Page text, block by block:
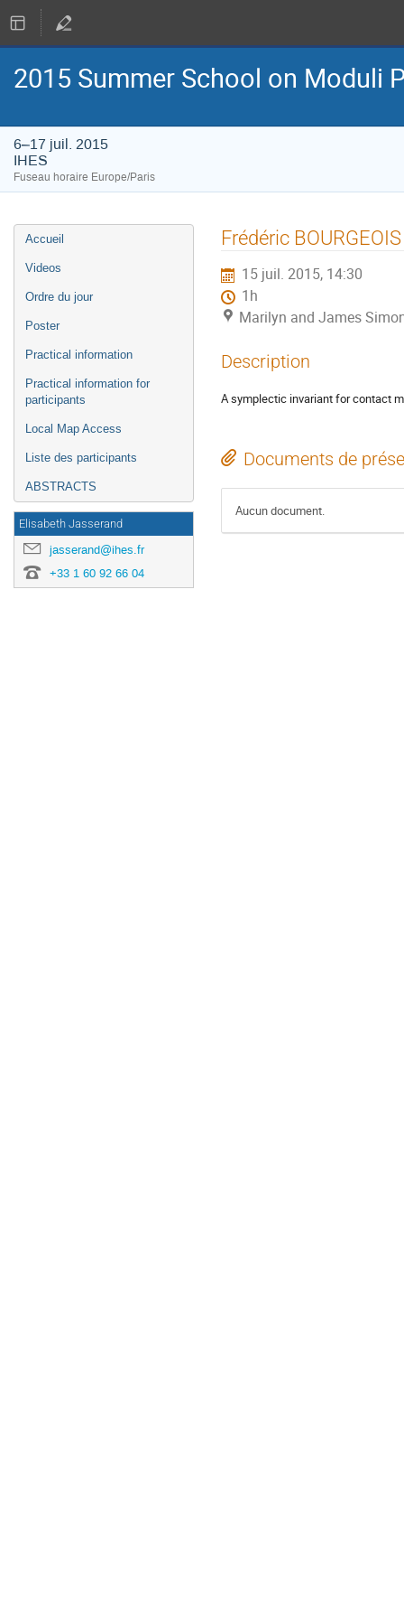
2015 Summer School on Moduli
6–17 juil. 2015
IHES
Fuseau horaire Europe/Paris
Menu
de
l'événement
Accueil
Videos
Ordre du jour
Poster
Practical information
Practical information for
participants
Local Map Access
Liste des participants
ABSTRACTS
Elisabeth Jasserand
jasserand@ihes.fr
+33 1 60 92 66 04
Frédéric BOURGEOIS
15 juil. 2015, 14:30
1h
Marilyn and James
Description
A symplectic invariant for contact
Documents de
Aucun document.